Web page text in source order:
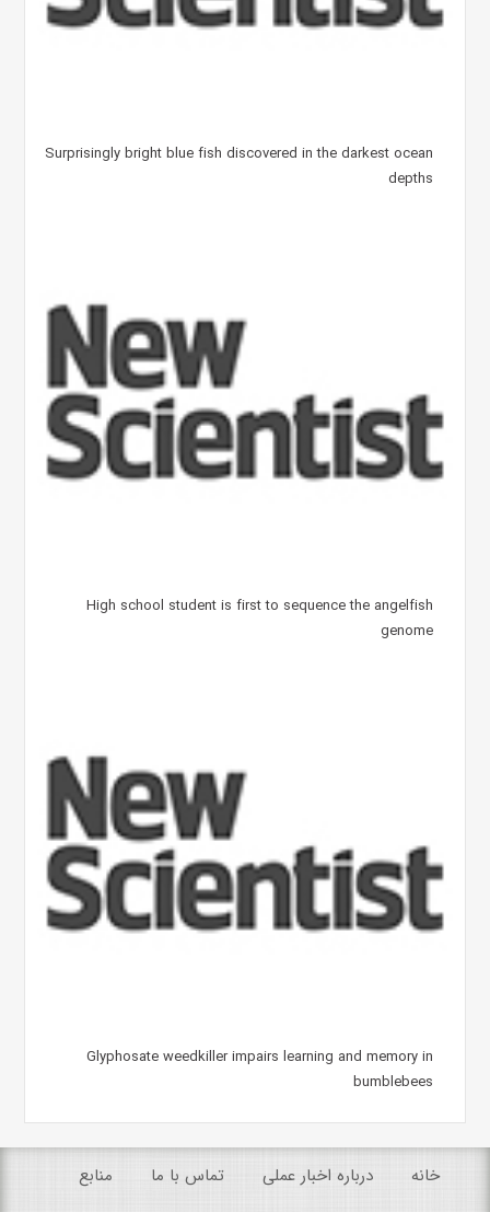
Surprisingly bright blue fish discovered in the darkest ocean
depths
High school student is first to sequence the angelfish
genome
Glyphosate weedkiller impairs learning and memory in
bumblebees
خانه درباره اخبار عملی تماس با ما منابع